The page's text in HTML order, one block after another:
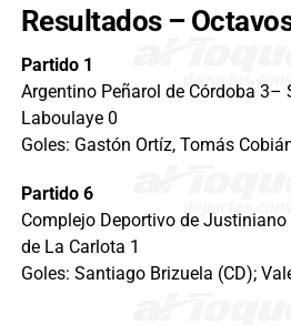
Resultados –
Partido 1
Argentino Peñarol de Córdoba 3–
Laboulaye 0
Goles: Gastón Ortíz, Tomás
Partido 6
Complejo Deportivo de
de La Carlota 1
Goles: Santiago Brizuela (CD);